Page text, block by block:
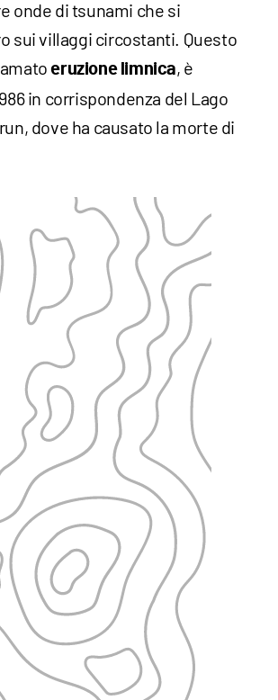
onde di tsunami che si
sui villaggi circostanti. Questo
eruzione limnica, è
in corrispondenza del Lago
dove ha causato la morte di